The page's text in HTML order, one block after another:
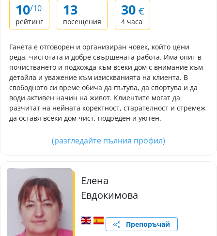
10/10
рейтинг
13
посещения
30 €
4 часа
Ганета е отговорен и организиран човек, който цени
реда, чистотата и добре свършената работа. Има опит в
почистването и подхожда към всеки дом с внимание към
детайла и уважение към изискванията на клиента. В
свободното си време обича да пътува, да спортува и да
води активен начин на живот. Клиентите могат да
разчитат на нейната коректност, старателност и стремеж
да оставя всеки дом чист, подреден и уютен.
(разгледайте пълния профил)
Елена
Евдокимова
Препоръчай